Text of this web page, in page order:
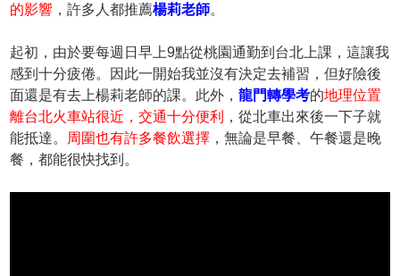
的影響 ，許多人都推薦楊莉老師。
起初，由於要每週日早上9點從桃園通勤到台北上課，這讓我
感到十分疲倦。因此一開始我並沒有決定去補習，但好險後
面還是有去上楊莉老師的課。此外，龍門轉學考的地理位置
離台北火車站很近，交通十分便利
，從北車出來後一下子就
能抵達。
周圍也有許多餐飲選擇 ，無論是早餐、午餐還是晚
餐，都能很快找到。